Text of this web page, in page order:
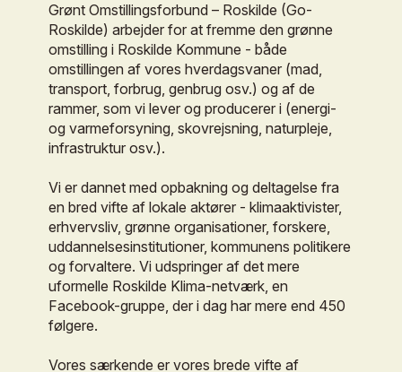
Grønt Omstillingsforbund – Roskilde (Go-
Roskilde) arbejder for at fremme den grønne
omstilling i Roskilde Kommune - både
omstillingen af vores hverdagsvaner (mad,
transport, forbrug, genbrug osv.) og af de
rammer, som vi lever og producerer i (energi-
og varmeforsyning, skovrejsning, naturpleje,
infrastruktur osv.).
Vi er dannet med opbakning og deltagelse fra
en bred vifte af lokale aktører - klimaaktivister,
erhvervsliv, grønne organisationer, forskere,
uddannelsesinstitutioner, kommunens politikere
og forvaltere. Vi udspringer af det mere
uformelle Roskilde Klima-netværk, en
Facebook-gruppe, der i dag har mere end 450
følgere.
Vores særkende er vores brede vifte af